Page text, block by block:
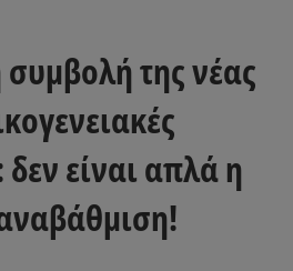
της νέας
δεν είναι απλά η